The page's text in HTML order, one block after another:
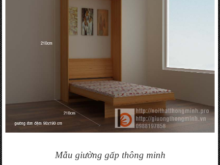
Mẫu giường gấp thông minh